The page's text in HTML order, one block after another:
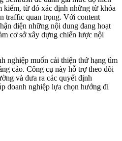
kiếm, từ đó xác định những từ khóa
traffic quan trọng. Với content
diện những nội dung đang hoạt
cơ sở xây dựng chiến lược nội
nghiệp muốn cải thiện thứ hạng tìm
cáo. Công cụ này hỗ trợ theo dõi
và đưa ra các quyết định
doanh nghiệp lựa chọn hướng đi